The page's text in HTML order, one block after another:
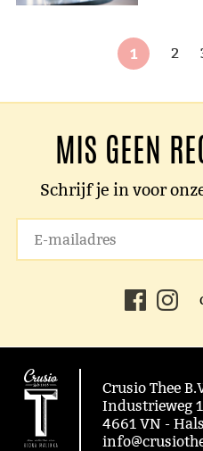
1 2
MIS GEEN
Schrijf je in voor
Crusio Thee
Industrieweg
4661 VN -